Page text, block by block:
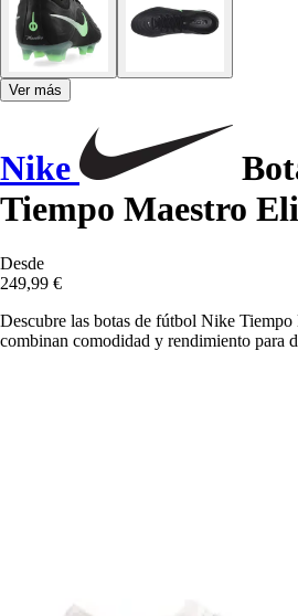
Ver más
Nike
Tiempo Maestro
Desde
249,99 €
Descubre las botas de fútbol Nike
combinan comodidad y rendimiento para